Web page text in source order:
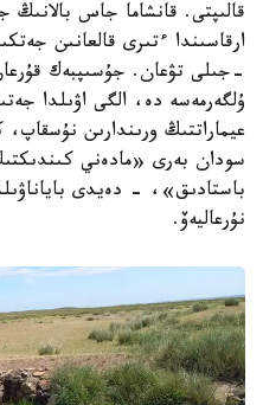
قالىپتى. قانشاما جاس بالانىڭ
-جىلى تۋعان. جۇسىپبەك
ۇلگەرمەسە دە، الگى اۋىلدا
عيماراتتىڭ ورىندارىن
سودان بەرى «مادەني
باستادىق»، - دەيدى
نۇرعاليەۆ.